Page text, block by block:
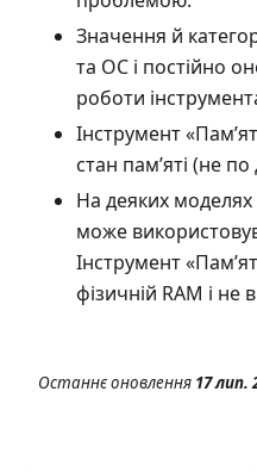
Значення й
та ОС і постійно
роботи
Інструмент
стан пам’яті (не по
На деяких моделях
може
Інструмент
фізичній RAM і не
Останнє оновлення 17 лип.